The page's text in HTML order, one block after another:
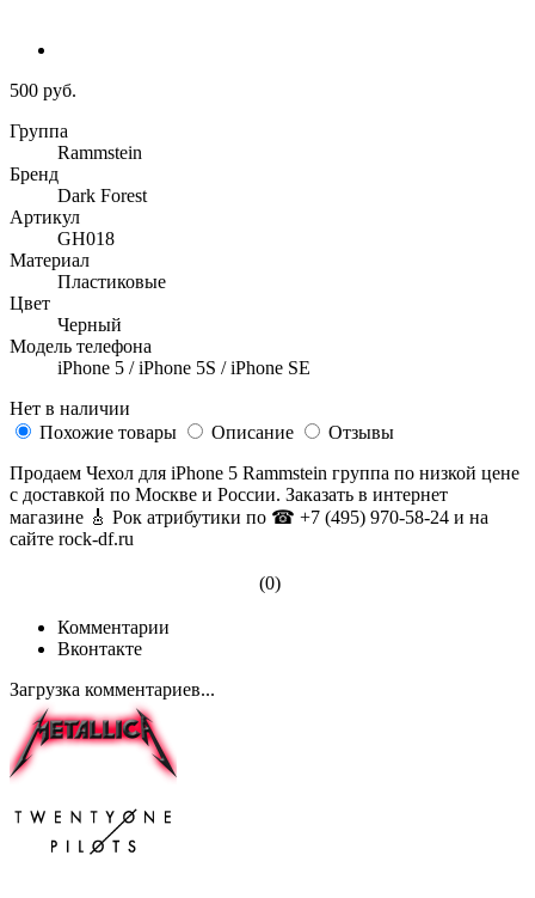
500 руб.
Группа
Rammstein
Бренд
Dark Forest
Артикул
GH018
Материал
Пластиковые
Цвет
Черный
Модель телефона
iPhone 5 / iPhone 5S / iPhone SE
Нет в наличии
Похожие товары
Описание
Отзывы
Продаем Чехол для iPhone 5 Rammstein группа по низкой цене
с доставкой по Москве и России. Заказать в интернет
магазине 🎸 Рок атрибутики по ☎ +7 (495) 970-58-24 и на
сайте rock-df.ru
(0)
Комментарии
Вконтакте
Загрузка комментариев...